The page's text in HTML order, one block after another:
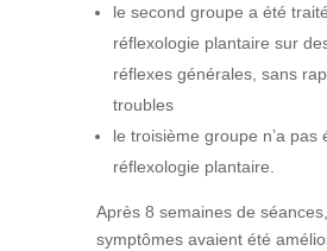
le second groupe a été
réflexologie plantaire sur
réflexes générales, sans
troubles
le troisième groupe n’a pas
réflexologie plantaire.
Après 8 semaines de
symptômes avaient été